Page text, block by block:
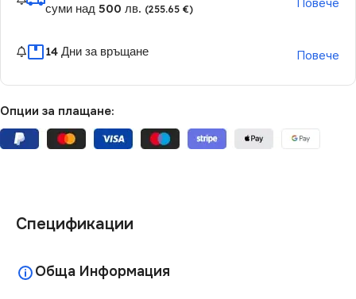
суми над 500 лв. (255.65 €) Повече
14 Дни за връщане Повече
Опции за плащане:
Спецификации
Обща Информация